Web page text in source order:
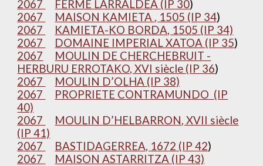
2067
FERME LARRALDEA (IP 30)
2067
MAISON KAMIETA , 1505 (IP 34)
2067
KAMIETA-KO BORDA, 1505 (IP 34)
2067
DOMAINE IMPERIAL XATOA (IP 35)
2067
MOULIN DE CHERCHEBRUIT -
HERBURU ERROTAKO, XVI siècle (IP 36)
2067
MOULIN D’OLHA (IP 38)
2067
PROPRIETE CONTRAMUNDO (IP
40)
2067
MOULIN D’HELBARRON, XVII siècle
(IP 41)
2067
BASTIDAGERREA, 1672 (IP 42)
2067
MAISON ASTARRITZA (IP 43)